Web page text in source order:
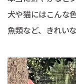
犬や猫にはこんな
魚類など、きれい